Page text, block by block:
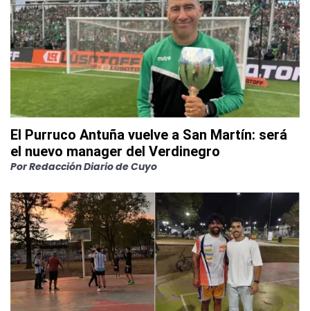
El Purruco Antuña vuelve a San Martín: será
el nuevo manager del Verdinegro
PorRedacción Diario de Cuyo